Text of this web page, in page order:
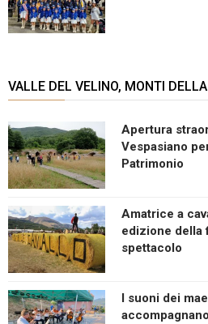
VALLE DEL VELINO, MONTI
Apertura
Vespasiano
Patrimonio
Amatrice a
edizione della
spettacolo
I suoni dei